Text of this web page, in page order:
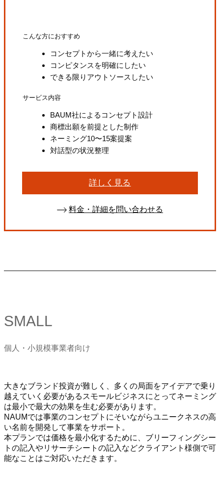
こんな方におすすめ
コンセプトから一緒に考えたい
コンピタンスを明確にしたい
できる限りアウトソースしたい
サービス内容
BAUM社によるコンセプト設計
商標出願を前提とした制作
ネーミング10〜15案提案
対話型の状況整理
詳しく見る
料金・詳細を問い合わせる
SMALL
個人・小規模事業者向け
大きなブランド投資が難しく、多くの局面をアイデアで乗り
越えていく必要があるスモールビジネスにとってネーミング
は最小で最大の効果を生む必要があります。
NAUMでは事業のコンセプトにそいながらユニークネスの高
い名前を開発して事業をサポート。
本プランでは価格を最小化するために、ブリーフィングシー
トの記入やリサーチシートの記入などクライアント様側で可
能なことはご対応いただきます。